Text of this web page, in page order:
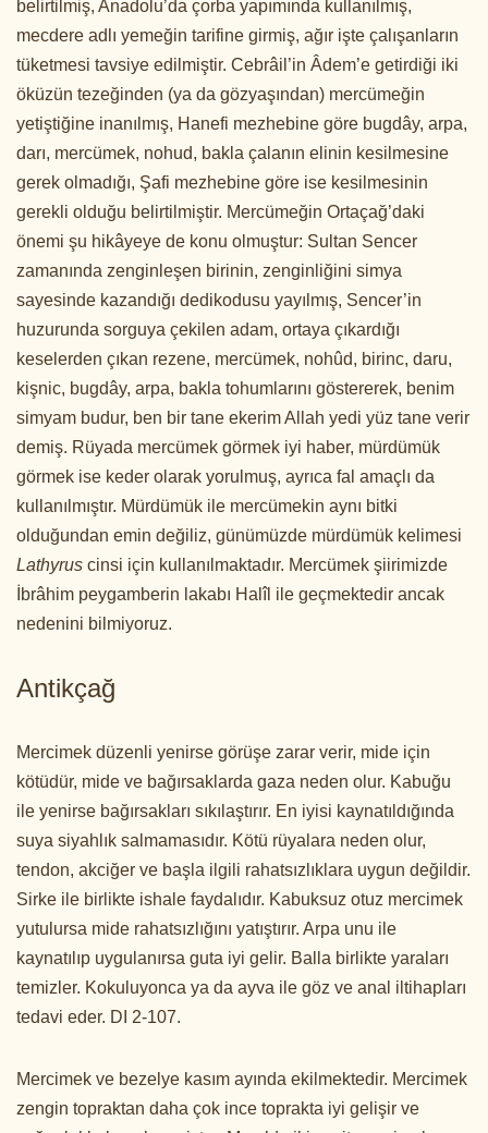
belirtilmiş, Anadolu’da çorba yapımında kullanılmış,
mecdere adlı yemeğin tarifine girmiş, ağır işte çalışanların
tüketmesi tavsiye edilmiştir. Cebrâil’in Âdem’e getirdiği iki
öküzün tezeğinden (ya da gözyaşından) mercümeğin
yetiştiğine inanılmış, Hanefi mezhebine göre bugdây, arpa,
darı, mercümek, nohud, bakla çalanın elinin kesilmesine
gerek olmadığı, Şafi mezhebine göre ise kesilmesinin
gerekli olduğu belirtilmiştir. Mercümeğin Ortaçağ’daki
önemi şu hikâyeye de konu olmuştur: Sultan Sencer
zamanında zenginleşen birinin, zenginliğini simya
sayesinde kazandığı dedikodusu yayılmış, Sencer’in
huzurunda sorguya çekilen adam, ortaya çıkardığı
keselerden çıkan rezene, mercümek, nohûd, birinc, daru,
kişnic, bugdây, arpa, bakla tohumlarını göstererek, benim
simyam budur, ben bir tane ekerim Allah yedi yüz tane verir
demiş. Rüyada mercümek görmek iyi haber, mürdümük
görmek ise keder olarak yorulmuş, ayrıca fal amaçlı da
kullanılmıştır. Mürdümük ile mercümekin aynı bitki
olduğundan emin değiliz, günümüzde mürdümük kelimesi
Lathyrus cinsi için kullanılmaktadır. Mercümek şiirimizde
İbrâhim peygamberin lakabı Halîl ile geçmektedir ancak
nedenini bilmiyoruz.
Antikçağ
Mercimek düzenli yenirse görüşe zarar verir, mide için
kötüdür, mide ve bağırsaklarda gaza neden olur. Kabuğu
ile yenirse bağırsakları sıkılaştırır. En iyisi kaynatıldığında
suya siyahlık salmamasıdır. Kötü rüyalara neden olur,
tendon, akciğer ve başla ilgili rahatsızlıklara uygun değildir.
Sirke ile birlikte ishale faydalıdır. Kabuksuz otuz mercimek
yutulursa mide rahatsızlığını yatıştırır. Arpa unu ile
kaynatılıp uygulanırsa guta iyi gelir. Balla birlikte yaraları
temizler. Kokuluyonca ya da ayva ile göz ve anal iltihapları
tedavi eder. DI 2-107.
Mercimek ve bezelye kasım ayında ekilmektedir. Mercimek
zengin topraktan daha çok ince toprakta iyi gelişir ve